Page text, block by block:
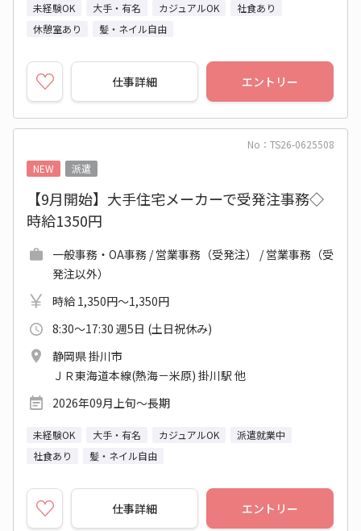
未経験OK 大手・有名 カジュアルOK
社食あり
休憩室あり
髪・ネイル自由
仕事詳細 エントリー
No：TS26-0625508
NEW
派遣
【9月開始】大手住宅メーカーで受発注事務◇
時給1350円
一般事務・OA事務 / 営業事務（受発注） / 営業事務（受
発注以外）
時給 1,350円～1,350円
8:30～17:30 週5日 (土日祝休み)
静岡県 掛川市
ＪＲ東海道本線(熱海－米原) 掛川駅 他
2026年09月上旬～長期
未経験OK 大手・有名 カジュアルOK
派遣就業中
社食あり
髪・ネイル自由
仕事詳細 エントリー